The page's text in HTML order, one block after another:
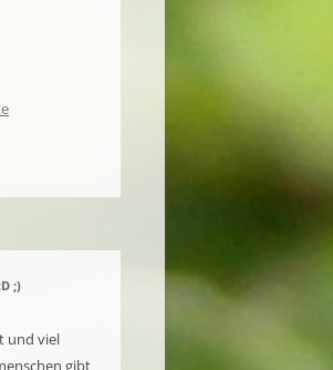
;)
und viel
gibt